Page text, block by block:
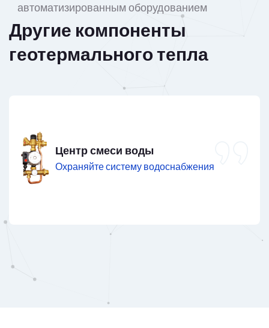
автоматизированным оборудованием
Другие компоненты
геотермального тепла
Панель управления температурой,
электронагреватель, термостат